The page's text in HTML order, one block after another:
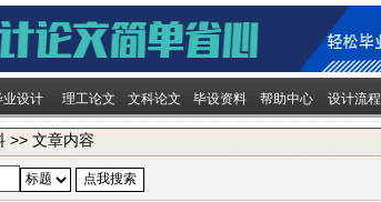
设计 理工论文 文科论文 毕设资料 帮助中心 设计流程
>> 文章内容